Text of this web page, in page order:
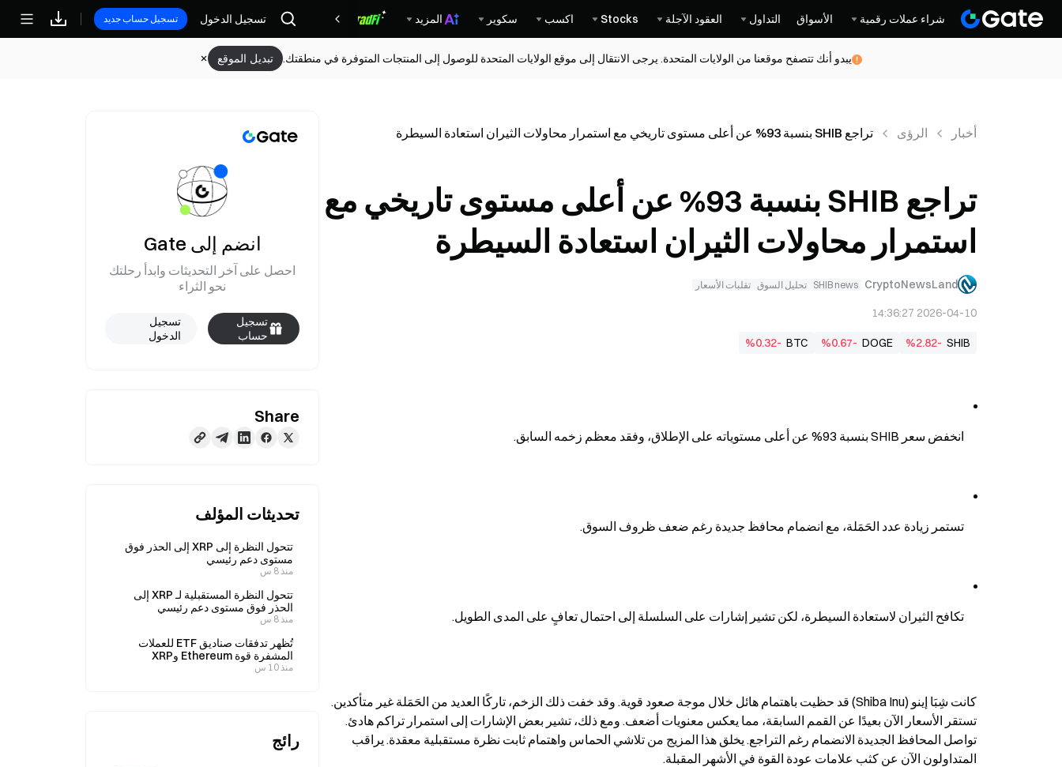
شراء عملات رقمية الأسواق التداول العقود الآجلة Stocks اكسب سكوير المزيد مكافآتتسجيل الدخول تسجيل حساب جديد
يبدو أنك تتصفح موقعنا من الولايات المتحدة. يرجى الانتقال إلى موقع الولايات المتحدة للوصول إلى المنتجات المتوفرة في منطقتك. تبديل الموقع
أخبار الرؤى تراجع SHIB بنسبة 93% عن أعلى مستوى تاريخي مع استمرار محاولات الثيران استعادة السيطرة
تراجع SHIB بنسبة 93% عن أعلى مستوى تاريخي مع
استمرار محاولات الثيران استعادة السيطرة
CryptoNewsLand
SHIB news تحليل السوق تقلبات الأسعار
2026-04-10 14:36:27
SHIB
%2.82-
DOGE
%0.67-
BTC
%0.32-
انخفض سعر SHIB بنسبة 93% عن أعلى مستوياته على الإطلاق، وفقد معظم زخمه السابق.
تستمر زيادة عدد الحَمَلة، مع انضمام محافظ جديدة رغم ضعف ظروف السوق.
تكافح الثيران لاستعادة السيطرة، لكن تشير إشارات على السلسلة إلى احتمال تعافٍ على المدى الطويل.
المتداولون الآن عن كثب علامات عودة القوة في الأشهر المقبلة.
انضم إلى Gate
احصل على آخر التحديثات وابدأ رحلتك
نحو الثراء
تسجيل
حساب
تسجيل
الدخول
Share
تحديثات المؤلف
تتحول النظرة إلى XRP إلى الحذر فوق
مستوى دعم رئيسي
منذ 8 س
تتحول النظرة المستقبلية لـ XRP إلى
الحذر فوق مستوى دعم رئيسي
منذ 8 س
تُظهر تدفقات صناديق ETF للعملات
المشفرة قوة Ethereum وXRP
منذ 10 س
رائج